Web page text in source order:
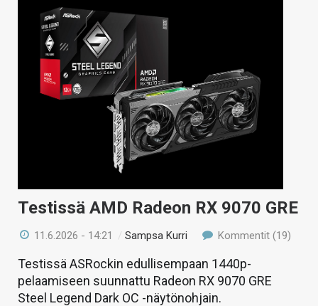
Testissä AMD Radeon RX 9070 GRE
11.6.2026 - 14:21 /Sampsa Kurri Kommentit (19)
Testissä ASRockin edullisempaan 1440p-
pelaamiseen suunnattu Radeon RX 9070 GRE
Steel Legend Dark OC -näytönohjain.